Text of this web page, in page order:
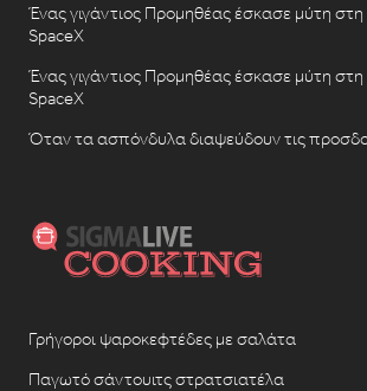
Ένας γιγάντιος Προμηθέας έσκασε μύτη
SpaceX
Ένας γιγάντιος Προμηθέας έσκασε μύτη
SpaceX
Όταν τα ασπόνδυλα διαψεύδουν τις
Γρήγοροι ψαροκεφτέδες με σαλάτα
Παγωτό σάντουιτς στρατσιατέλα